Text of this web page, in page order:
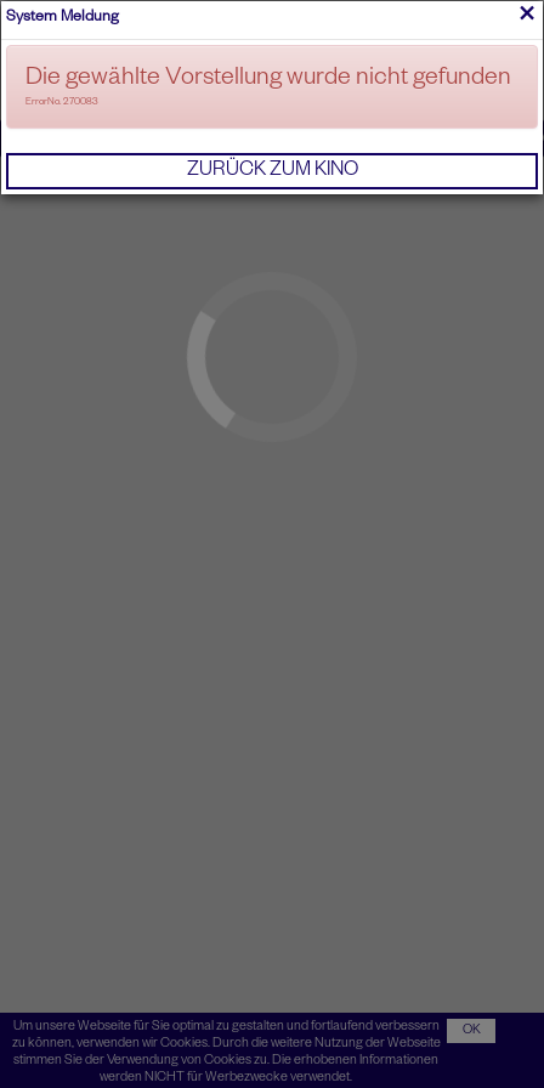
ANMELDEN
Um unsere Webseite für Sie optimal zu gestalten und fortlaufend verbessern
zu können, verwenden wir Cookies. Durch die weitere Nutzung der Webseite
stimmen Sie der Verwendung von Cookies zu. Die erhobenen Informationen
werden NICHT für Werbezwecke verwendet.
OK
×
System Meldung
Die gewählte Vorstellung wurde nicht gefunden
ErrorNo. 270083
ZURÜCK ZUM KINO